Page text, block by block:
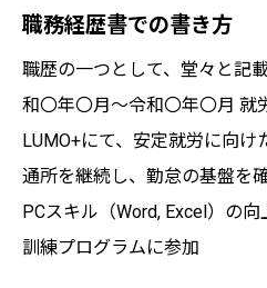
職務経歴書での書き方
職歴の一つとして、堂々と記
和〇年〇月～令和〇年〇月 就
LUMO+にて、安定就労に向け
通所を継続し、勤怠の基盤を
PCスキル（Word, Excel）の
訓練プログラムに参加